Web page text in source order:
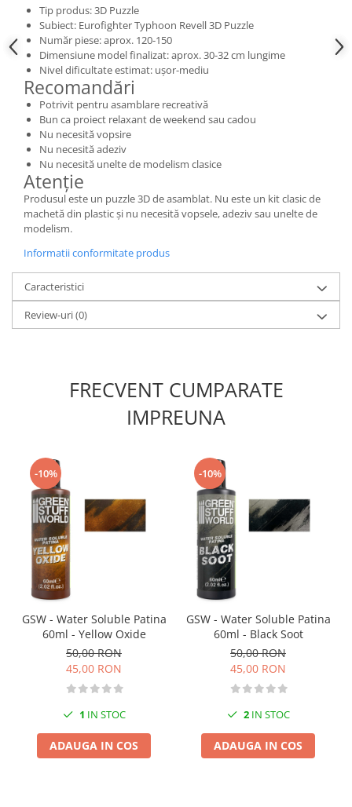
Vallejo Auxiliaries
Vallejo Acrylic Textures
Vopsea la sticluta
Vallejo Liquid Gold
Vallejo Surface Primer
Vallejo Weathering Effects
Vallejo Model Wash
Vallejo Metal Color
AK Interactive
Vopsea Chrome
Creioane Weathering
Auxiliare
Real Colors Markers
Auxiliare & Diluanti
Primer (grund)
Playmarkers
Accesorii diorama
Sol Diorama
Materiale pentru sol
Apa Diorama
The Army Painter
Accesorii pictura The Army Painter
Speedpaints
Warpaints Fanatic
Seturi Vopsele
Spray
Speedpaint Markers
Accesorii pictura
Markere Metalice
Tip produs: 3D Puzzle
Subiect: Eurofighter Typhoon Revell 3D Puzzle
Număr piese: aprox. 120-150
Dimensiune model finalizat: aprox. 30-32 cm lungime
Nivel dificultate estimat: ușor-mediu
Recomandări
Potrivit pentru asamblare recreativă
Bun ca proiect relaxant de weekend sau cadou
Nu necesită vopsire
Nu necesită adeziv
Nu necesită unelte de modelism clasice
Atenție
Produsul este un puzzle 3D de asamblat. Nu este un kit clasic de
machetă din plastic și nu necesită vopsele, adeziv sau unelte de
modelism.
Informatii conformitate produs
Caracteristici
Review-uri(0)
FRECVENT CUMPARATE
IMPREUNA
-10%
GSW - Water Soluble Patina
60ml - Yellow Oxide
50,00 RON
45,00 RON
1 IN STOC
ADAUGA IN COS
-10%
GSW - Water Soluble Patina
60ml - Black Soot
50,00 RON
45,00 RON
2IN STOC
ADAUGA IN COS